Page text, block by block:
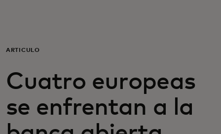
Para empresas
Para el mundo
Para innovadores
ARTÍCULO
Cuatro europeas
se enfrentan a la